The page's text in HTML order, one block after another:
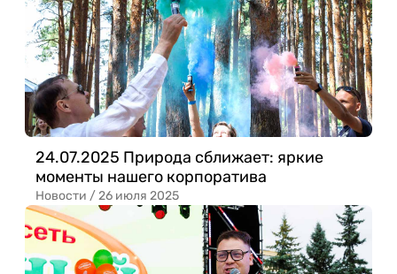
24.07.2025 Природа сближает: яркие
моменты нашего корпоратива
Новости /26 июля 2025